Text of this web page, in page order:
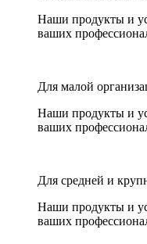
Наши продукты и
ваших
Для малой
Наши продукты и
ваших
Для средней и
Наши продукты и
ваших